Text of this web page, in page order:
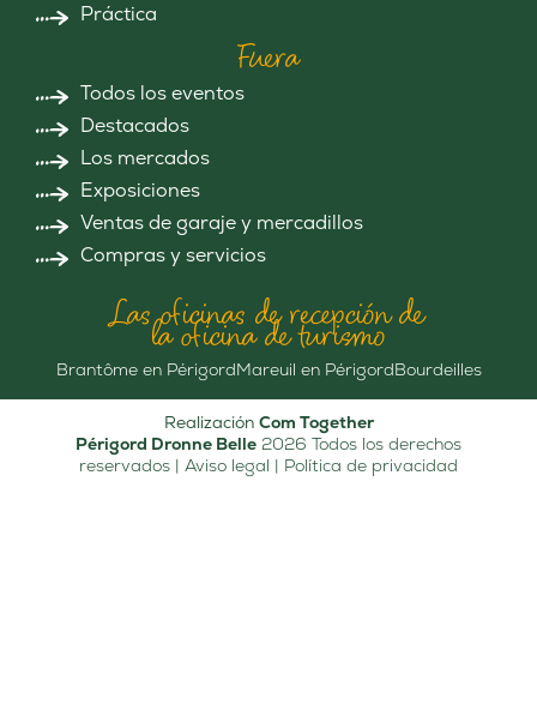
Práctica
Fuera
Todos los eventos
Destacados
Los mercados
Exposiciones
Ventas de garaje y mercadillos
Compras y servicios
Las oficinas de recepción de
la oficina de turismo
Brantôme en PérigordMareuil en PérigordBourdeilles
Realización Com Together
Périgord Dronne Belle 2026 Todos los derechos
reservados | Aviso legal | Política de privacidad